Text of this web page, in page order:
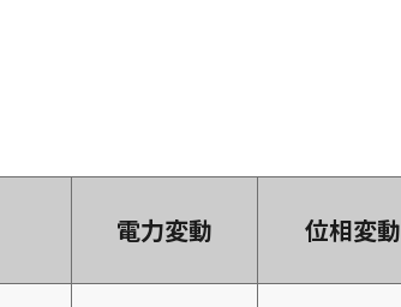
電力変動 位相変動